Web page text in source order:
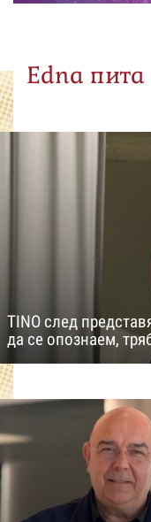
Edna пита
TINO след
да се опознаем,